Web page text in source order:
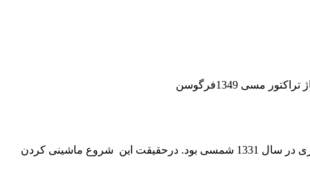
1349فرگوسن
مکانیزاسیون یکی از راههاي گذر از کشاورزي سنتی به کشاورزي پایدار است. این آغاز همزمان با فعالیت بنگاه توسعه ماشین های کشاورزی در سال 1331 شمسی بود. درحقیقت این شروع ماشینی کردن